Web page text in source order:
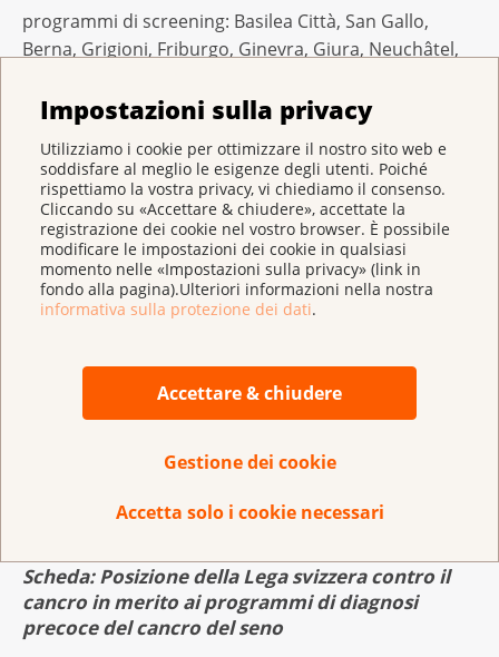
Impostazioni sulla privacy
Utilizziamo i cookie per ottimizzare il nostro sito web e
soddisfare al meglio le esigenze degli utenti. Poiché
rispettiamo la vostra privacy, vi chiediamo il consenso.
Cliccando su «Accettare & chiudere», accettate la
registrazione dei cookie nel vostro browser. È possibile
modificare le impostazioni dei cookie in qualsiasi
momento nelle «Impostazioni sulla privacy» (link in
fondo alla pagina).Ulteriori informazioni nella nostra
informativa sulla protezione dei dati.
Accettare & chiudere
Gestione dei cookie
Accetta solo i cookie necessari
programmi di screening: Basilea Città, San Gallo,
Berna, Grigioni, Friburgo, Ginevra, Giura, Neuchâtel,
contro il cancro chiede ai cantoni di mantenere i
programmi esistenti e di organizzarne di nuovi.
Nel suo rapporto pubblicato in febbraio 2014, lo Swiss
Medical Board, un organo svizzero che valuta le
prestazioni mediche, giunse alla conclusione che i
programmi di mammografia esistenti dovevano
proseguire fino alla scadenza e che non se dovevano
introdurre di nuovi. Tuttavia, per poter esprimere una
durata di realizzazione di almeno otto anni. Lo
https://www.admin.ch/opc/it/classifiedcompilation/
Scheda: Posizione della Lega svizzera contro il
cancro in merito ai programmi di diagnosi
precoce del cancro del seno